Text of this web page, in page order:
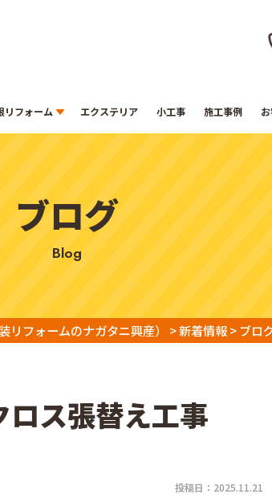
リフォーム エクステリア 小工事 施工事例
ブログ
blog
リフォームのナガタニ興産） >新着情報>ブロ
ス張替え工事
投稿日：2025.11.21